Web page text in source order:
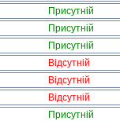
Присутній
Присутній
Присутній
Відсутній
Відсутній
Відсутній
Присутній